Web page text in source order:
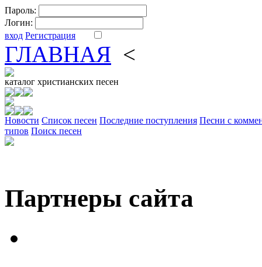
Пароль:
Логин:
вход Регистрация
ГЛАВНАЯ <
каталог христианских песен
Новости Cписок песен Последние поступления Песни с
типов Поиск песен
Партнеры сайта